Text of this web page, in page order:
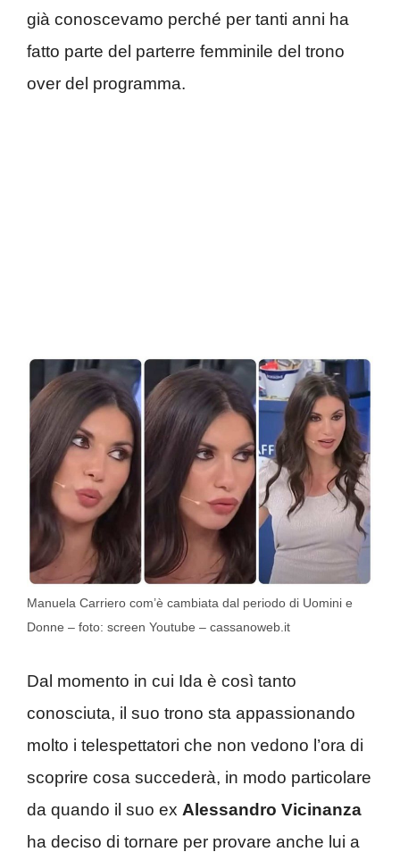
già conoscevamo perché per tanti anni ha
fatto parte del parterre femminile del trono
over del programma.
Manuela Carriero com’è cambiata dal periodo di Uomini e
Donne – foto: screen Youtube – cassanoweb.it
Dal momento in cui Ida è così tanto
conosciuta, il suo trono sta appassionando
molto i telespettatori che non vedono l’ora di
scoprire cosa succederà, in modo particolare
da quando il suo ex Alessandro Vicinanza
ha deciso di tornare per provare anche lui a